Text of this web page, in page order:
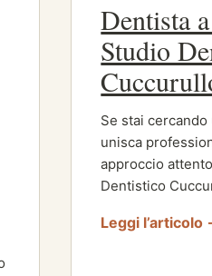
Dentista
Studio
Se stai
unisca
approccio
Dentistico
Leggi l’articolo